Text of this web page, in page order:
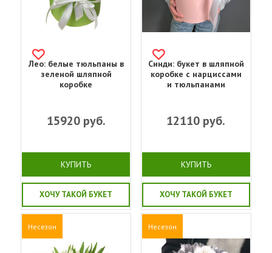
Лео: белые тюльпаны в
зеленой шляпной
коробке
15920руб.
КУПИТЬ
ХОЧУ ТАКОЙ БУКЕТ
Синди: букет в шляпной
коробке с нарциссами
и тюльпанами
12110 руб.
КУПИТЬ
ХОЧУ ТАКОЙ БУКЕТ
Несезон Несезон